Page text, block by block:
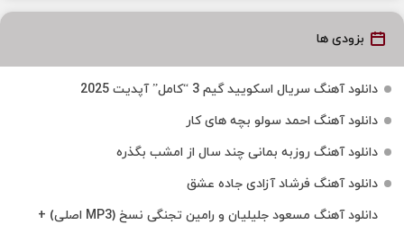
بزودی ها
دانلود آهنگ سریال اسکویید گیم 3 “کامل” آپدیت 2025
دانلود آهنگ احمد سولو بچه های کار
دانلود آهنگ روزبه بمانی چند سال از امشب بگذره
دانلود آهنگ فرشاد آزادی جاده عشق
دانلود آهنگ مسعود جلیلیان و رامین تجنگی نسخ (MP3 اصلی) +